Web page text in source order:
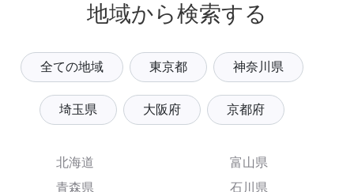
地域から検索する
全ての地域 東京都 神奈川県
埼玉県 大阪府 京都府
北海道
青森県
富山県
石川県